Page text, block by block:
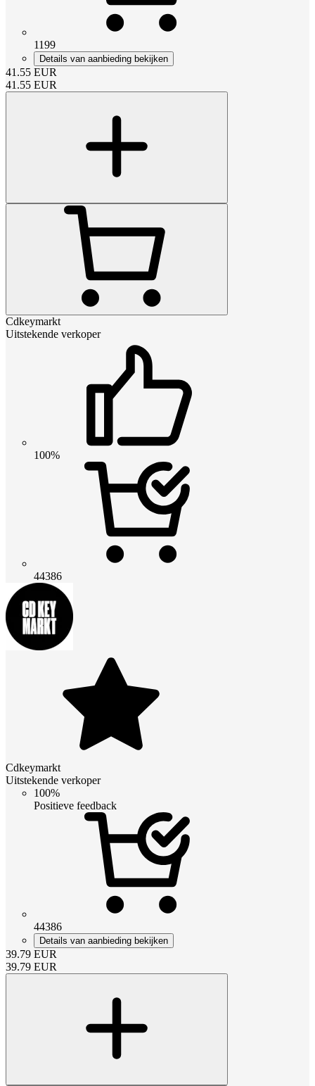
1199
Details van aanbieding bekijken
41.55 EUR
41.55 EUR
Cdkeymarkt
Uitstekende verkoper
100%
44386
Cdkeymarkt
Uitstekende verkoper
100%
Positieve feedback
44386
Details van aanbieding bekijken
39.79 EUR
39.79 EUR